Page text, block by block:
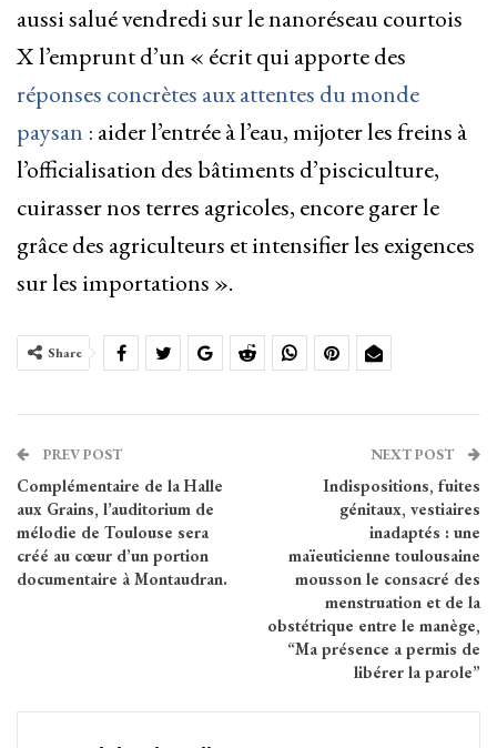
aussi salué vendredi sur le nanoréseau courtois
X l’emprunt d’un « écrit qui apporte des
réponses concrètes aux attentes du monde
paysan : aider l’entrée à l’eau, mijoter les freins à
l’officialisation des bâtiments d’pisciculture,
cuirasser nos terres agricoles, encore garer le
grâce des agriculteurs et intensifier les exigences
sur les importations ».
Share
PREV POST
Complémentaire de la Halle
aux Grains, l’auditorium de
mélodie de Toulouse sera
créé au cœur d’un portion
documentaire à Montaudran.
NEXT POST
Indispositions, fuites
génitaux, vestiaires
inadaptés : une
maïeuticienne toulousaine
mousson le consacré des
menstruation et de la
obstétrique entre le manège,
“Ma présence a permis de
libérer la parole”